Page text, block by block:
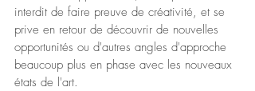
interdit de faire preuve de créativité, et se
prive en retour de découvrir de nouvelles
opportunités ou d'autres angles d'approche
beaucoup plus en phase avec les nouveaux
états de l'art.